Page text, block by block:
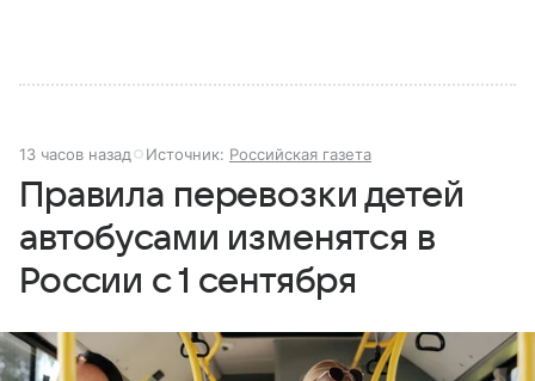
13 часов назад Источник: Российская газета
Правила перевозки детей
автобусами изменятся в
России с 1 сентября